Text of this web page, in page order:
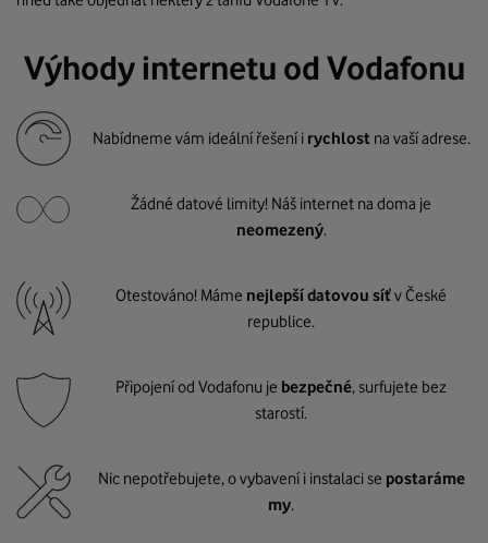
Výhody internetu od Vodafonu
Nabídneme vám ideální řešení i rychlost na vaší adrese.
Žádné datové limity! Náš internet na doma je
neomezený.
Otestováno! Máme nejlepší datovou síťv České
republice.
Připojení od Vodafonu je bezpečné, surfujete bez
starostí.
Nic nepotřebujete, o vybavení i instalaci se postaráme
my.